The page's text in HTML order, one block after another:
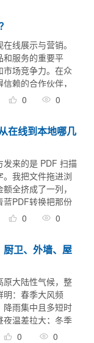
线展示与营销。
和服务的重要平
市场竞争力。在众
赖的合作伙伴，
作网站公司的选
0 0
在线到本地哪几
发来的是 PDF 扫描
我把文件拖进浏
全挤成了一列，
蓝PDF转换把那份
本对齐，改完那
0 0
卫、外墙、屋
原大陆性气候，整
明：春季大风频
降雨集中且多短时
夜温差拉大；冬季
度大。全域地形
0 0